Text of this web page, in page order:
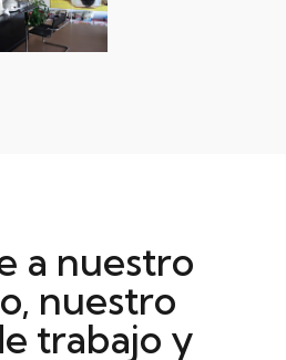
a nuestro
nuestro
trabajo y